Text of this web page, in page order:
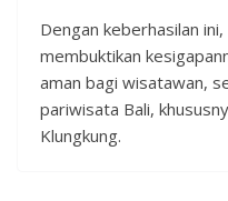
Dengan keberhasilan
membuktikan
aman bagi wisatawan,
pariwisata Bali,
Klungkung.